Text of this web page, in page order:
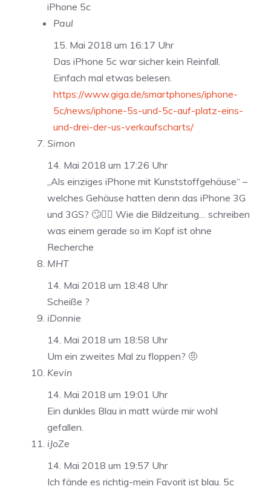
iPhone 5c
Paul
15. Mai 2018 um 16:17 Uhr
Das iPhone 5c war sicher kein Reinfall.
Einfach mal etwas belesen.
https://www.giga.de/smartphones/iphone-
5c/news/iphone-5s-und-5c-auf-platz-eins-
und-drei-der-us-verkaufscharts/
Simon
14. Mai 2018 um 17:26 Uhr
„Als einziges iPhone mit Kunststoffgehäuse“ –
welches Gehäuse hatten denn das iPhone 3G
und 3GS? 🙄🤦‍♂️ Wie die Bildzeitung… schreiben
was einem gerade so im Kopf ist ohne
Recherche
MHT
14. Mai 2018 um 18:48 Uhr
Scheiße ?
iDonnie
14. Mai 2018 um 18:58 Uhr
Um ein zweites Mal zu floppen? 🤨
Kevin
14. Mai 2018 um 19:01 Uhr
Ein dunkles Blau in matt würde mir wohl
gefallen.
iJoZe
14. Mai 2018 um 19:57 Uhr
Ich fände es richtig-mein Favorit ist blau. 5c